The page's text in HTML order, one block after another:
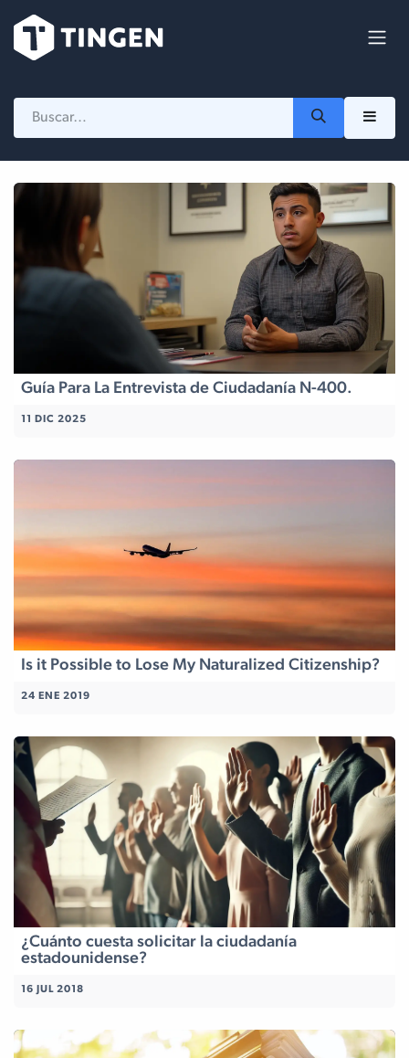
Guía Para La Entrevista de Ciudadanía N-400.
11 DIC 2025
Is it Possible to Lose My Naturalized Citizenship?
24 ENE 2019
¿Cuánto cuesta solicitar la ciudadanía
estadounidense?
16 JUL 2018